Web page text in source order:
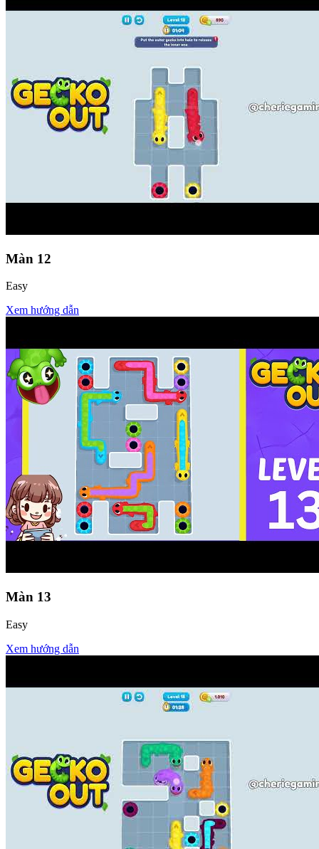
Màn 12
Easy
Xem hướng dẫn
Màn 13
Easy
Xem hướng dẫn